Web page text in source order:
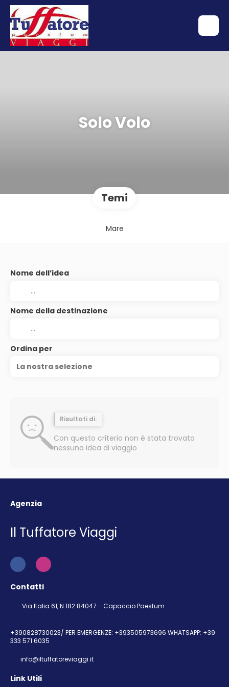
Solo Volo
Temi
Mare
Nome dell’idea
Nome della destinazione
Ordina per
La nostra selezione
Risultati di:
Con questo criterio non è stata trovata
nessuna idea di viaggio
Agenzia
Il Tuffatore Viaggi
Contatti
Via Italia 61, N 182 84047 - Capaccio Paestum
+390828730023/ PER EMERGENZE: +393505973696 WHATSAPP: +39
333 571 6035
info@iltuffatoreviaggi.it
Link Utili